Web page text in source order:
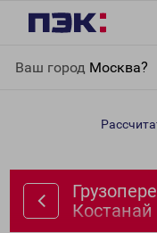
Ваш город Москва?
Костанай
Костанай